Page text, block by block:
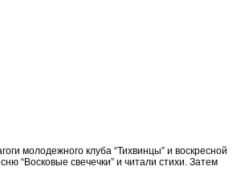
молодежного клуба “Тихвинцы” и воскресной
“Восковые свечечки” и читали стихи. Затем